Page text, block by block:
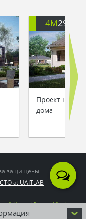
4M292
Проект
дома
защищены
at UAITLAB
PolicyandTerms of Serviceapply